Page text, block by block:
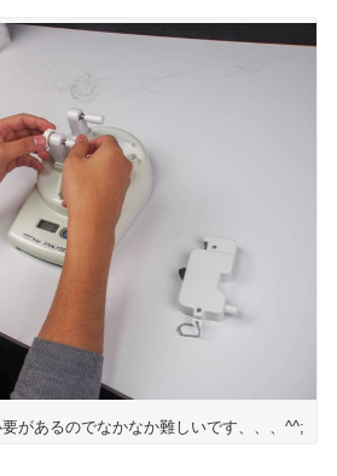
があるのでなかなか難しいです、、、^^;